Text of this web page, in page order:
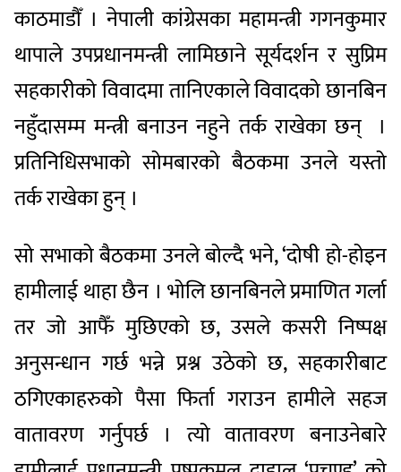
काठमाडौँ । नेपाली कांग्रेसका महामन्त्री गगनकुमार
थापाले उपप्रधानमन्त्री लामिछाने सूर्यदर्शन र सुप्रिम
सहकारीको विवादमा तानिएकाले विवादको छानबिन
नहुँदासम्म मन्त्री बनाउन नहुने तर्क राखेका छन् ।
प्रतिनिधिसभाको सोमबारको बैठकमा उनले यस्तो
तर्क राखेका हुन् ।
सो सभाको बैठकमा उनले बोल्दै भने, ‘दोषी हो-होइन
हामीलाई थाहा छैन । भोलि छानबिनले प्रमाणित गर्ला
तर जो आफैँ मुछिएको छ, उसले कसरी निष्पक्ष
अनुसन्धान गर्छ भन्ने प्रश्न उठेको छ, सहकारीबाट
ठगिएकाहरुको पैसा फिर्ता गराउन हामीले सहज
वातावरण गर्नुपर्छ । त्यो वातावरण बनाउनेबारे